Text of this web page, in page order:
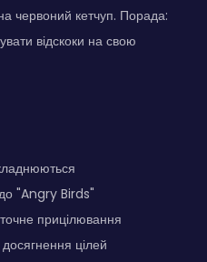
червоний кетчуп. Порада:
відскоки на свою
"Angry Birds"
прицілювання
цілей